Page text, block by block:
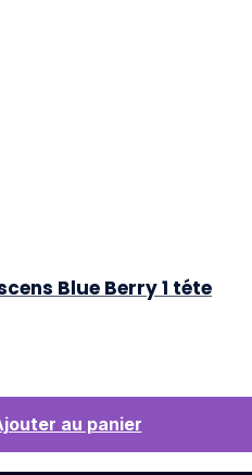
Blue Berry 1 téte
au panier